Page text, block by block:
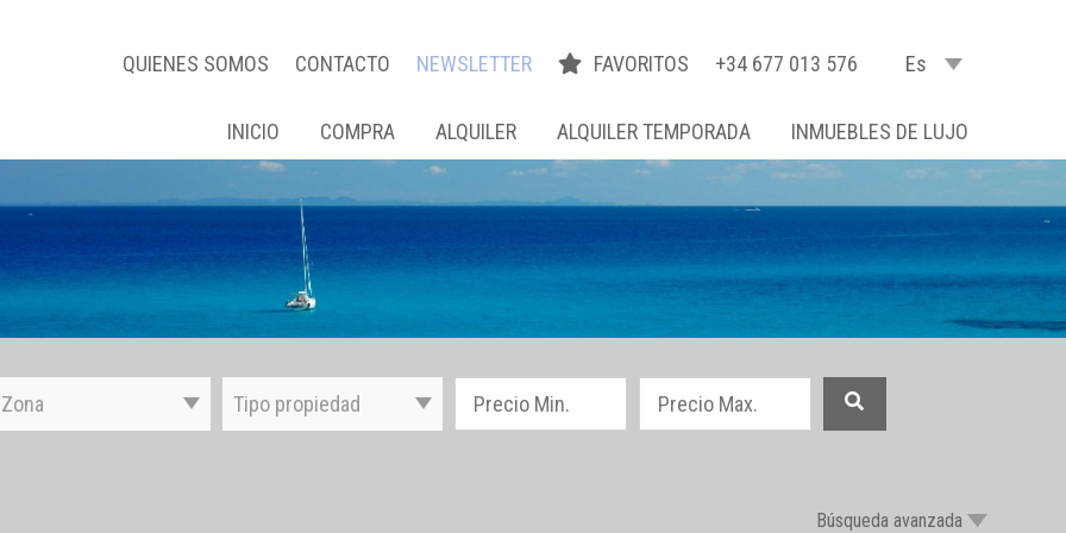
QUIENES SOMOS CONTACTO NEWSLETTER FAVORITOS +34 677 013 576 Es
INICIO COMPRA ALQUILER ALQUILER TEMPORADA INMUEBLES DE LUJO
Zona Tipo propiedad
Búsqueda avanzada